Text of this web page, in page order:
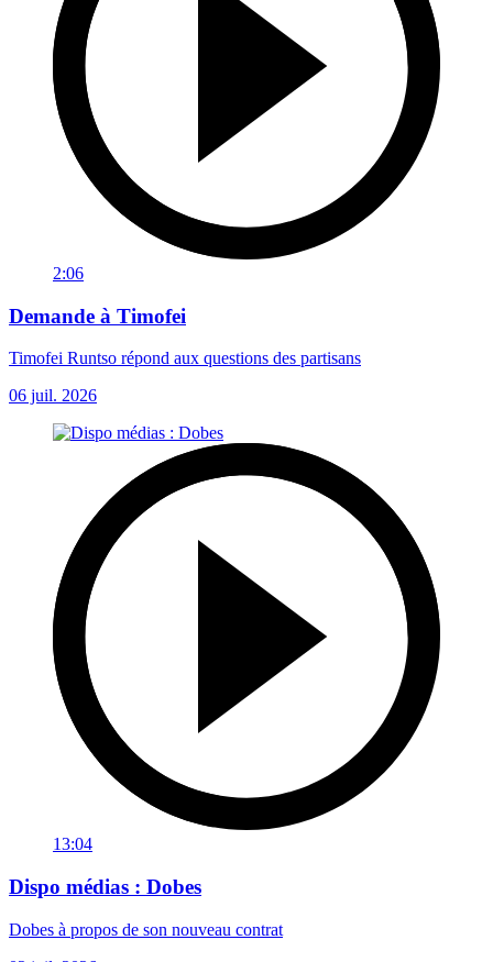
2:06
Demande à Timofei
Timofei Runtso répond aux questions des partisans
06 juil. 2026
13:04
Dispo médias : Dobes
Dobes à propos de son nouveau contrat